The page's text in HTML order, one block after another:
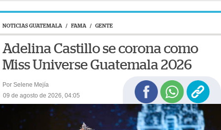
NOTICIAS GUATEMALA / FAMA / GENTE
Adelina Castillo se corona como
Miss Universe Guatemala 2026
Por Selene Mejía
09 de agosto de 2026, 04:05